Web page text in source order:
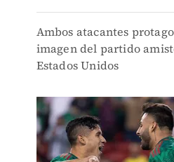
Ambos atacantes
imagen del partido
Estados Unidos